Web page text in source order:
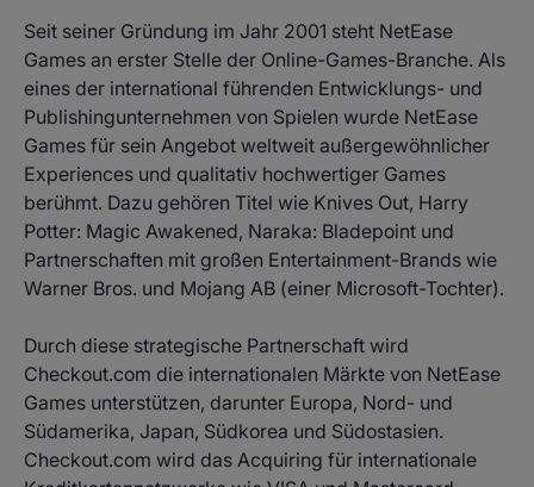
Seit seiner Gründung im Jahr 2001 steht NetEase
Games an erster Stelle der Online-Games-Branche. Als
eines der international führenden Entwicklungs- und
Publishingunternehmen von Spielen wurde NetEase
Games für sein Angebot weltweit außergewöhnlicher
Experiences und qualitativ hochwertiger Games
berühmt. Dazu gehören Titel wie Knives Out, Harry
Potter: Magic Awakened, Naraka: Bladepoint und
Partnerschaften mit großen Entertainment-Brands wie
Warner Bros. und Mojang AB (einer Microsoft-Tochter).
Durch diese strategische Partnerschaft wird
Checkout.com die internationalen Märkte von NetEase
Games unterstützen, darunter Europa, Nord- und
Südamerika, Japan, Südkorea und Südostasien.
Checkout.com wird das Acquiring für internationale